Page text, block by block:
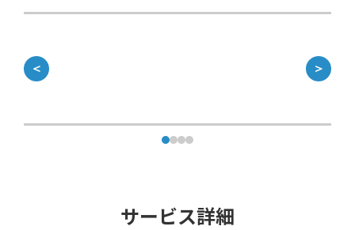
＜ ＞
サービス詳細